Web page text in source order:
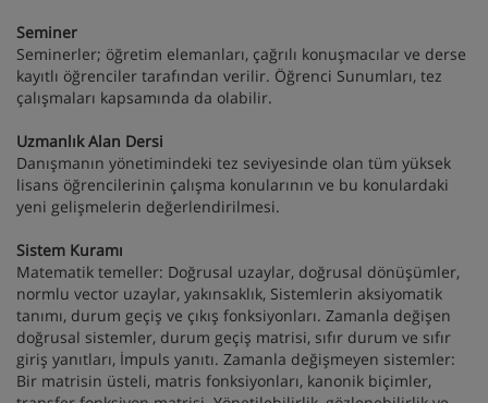
Seminer
Seminerler; öğretim elemanları, çağrılı konuşmacılar ve derse
kayıtlı öğrenciler tarafından verilir. Öğrenci Sunumları, tez
çalışmaları kapsamında da olabilir.
Uzmanlık Alan Dersi
Danışmanın yönetimindeki tez seviyesinde olan tüm yüksek
lisans öğrencilerinin çalışma konularının ve bu konulardaki
yeni gelişmelerin değerlendirilmesi.
Sistem Kuramı
Matematik temeller: Doğrusal uzaylar, doğrusal dönüşümler,
normlu vector uzaylar, yakınsaklık, Sistemlerin aksiyomatik
tanımı, durum geçiş ve çıkış fonksiyonları. Zamanla değişen
doğrusal sistemler, durum geçiş matrisi, sıfır durum ve sıfır
giriş yanıtları, İmpuls yanıtı. Zamanla değişmeyen sistemler:
Bir matrisin üsteli, matris fonksiyonları, kanonik biçimler,